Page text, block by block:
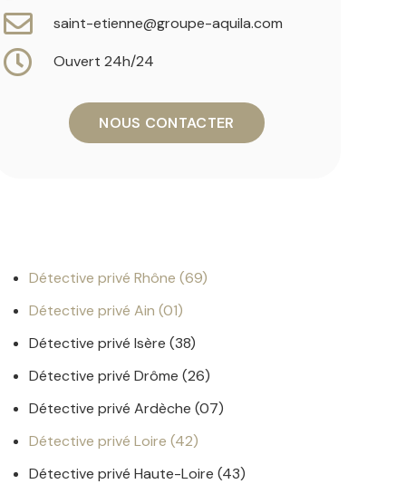
saint-etienne@groupe-aquila.com
Ouvert 24h/24
NOUS CONTACTER
Détective privé Rhône (69)
Détective privé Ain (01)
Détective privé Isère (38)
Détective privé Drôme (26)
Détective privé Ardèche (07)
Détective privé Loire (42)
Détective privé Haute-Loire (43)